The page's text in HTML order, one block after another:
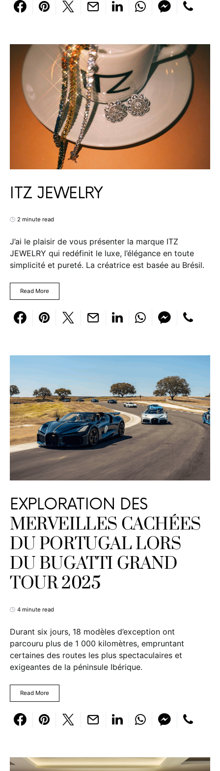
ITZ JEWELRY
2 minute read
J’ai le plaisir de vous présenter la marque ITZ
JEWELRY qui redéfinit le luxe, l’élégance en toute
simplicité et pureté. La créatrice est basée au Brésil.
Read More
EXPLORATION DES
MERVEILLES CACHÉES
DU PORTUGAL LORS
DU BUGATTI GRAND
TOUR 2025
4 minute read
Durant six jours, 18 modèles d’exception ont
parcouru plus de 1 000 kilomètres, empruntant
certaines des routes les plus spectaculaires et
exigeantes de la péninsule Ibérique.
Read More